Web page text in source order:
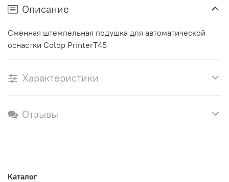
Описание
Сменная штемпельная подушка для автоматической
оснастки Colop PrinterТ45
Характеристики
Отзывы
Каталог